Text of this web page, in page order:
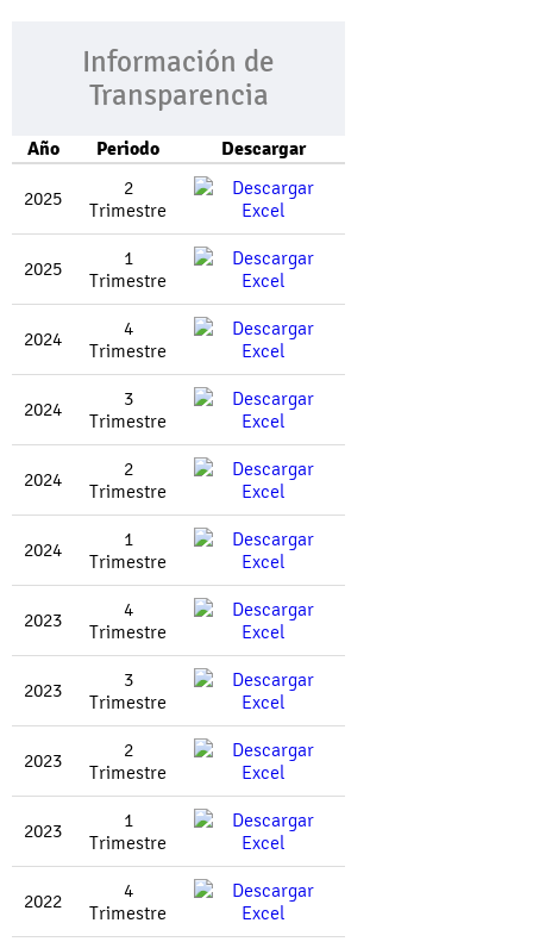
Información de
Transparencia
Año Periodo Descargar
2025
2
Trimestre
2025
1
Trimestre
2024
4
Trimestre
2024
3
Trimestre
2024
2
Trimestre
2024
1
Trimestre
2023
4
Trimestre
2023
3
Trimestre
2023
2
Trimestre
2023
1
Trimestre
2022
4
Trimestre